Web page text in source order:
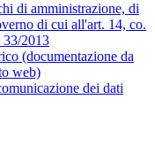
di amministrazione, di
di cui all'art. 14, co.
33/2013
(documentazione da
web)
dei dati